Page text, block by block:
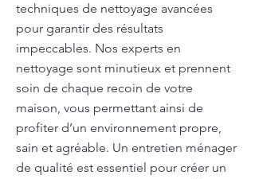
techniques de nettoyage avancées
pour garantir des résultats
impeccables. Nos experts en
nettoyage sont minutieux et prennent
soin de chaque recoin de votre
maison, vous permettant ainsi de
profiter d’un environnement propre,
sain et agréable. Un entretien ménager
de qualité est essentiel pour créer un